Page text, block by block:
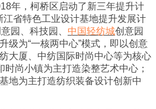
年，柯桥区启动了新三年提升计
省特色工业设计基地提升发展计
园、科技园、 中国轻纺城创意园
级为“一核两中心”模式，即以创意
大厦、中纺国际时尚中心等为核心
时尚小镇为主打造染整艺术中心；
地为主打造纺织装备设计创新中